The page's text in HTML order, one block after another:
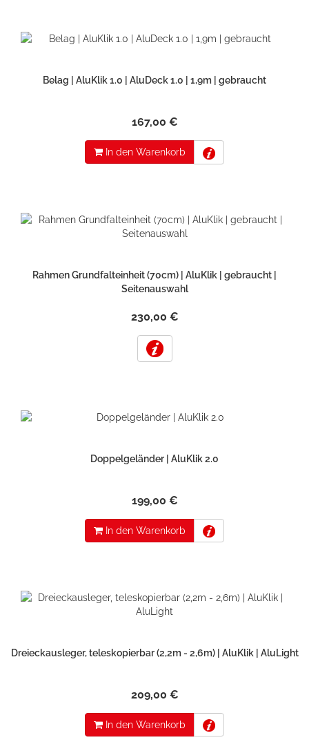
Belag | AluKlik 1.0 | AluDeck 1.0 | 1,9m | gebraucht
167,00 €
In den Warenkorb
Rahmen Grundfalteinheit (70cm) | AluKlik | gebraucht |
Seitenauswahl
230,00 €
Doppelgeländer | AluKlik 2.0
199,00 €
In den Warenkorb
Dreieckausleger, teleskopierbar (2,2m - 2,6m) | AluKlik | AluLight
209,00 €
In den Warenkorb